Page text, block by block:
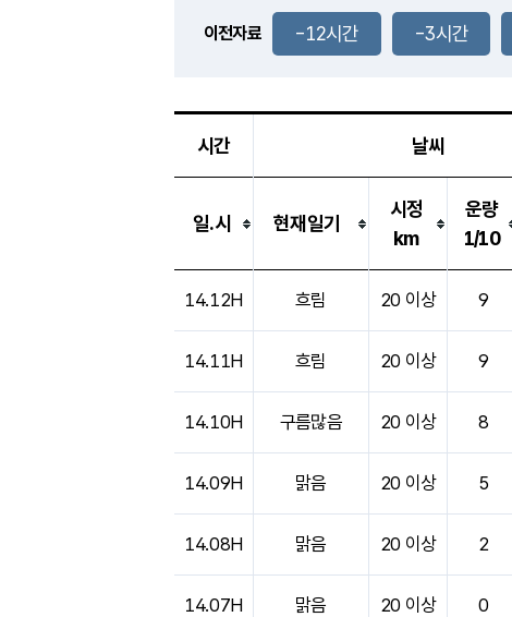
1.7m/s
-
이전자료 -12시간 -3시간
시간 날씨
일.시 현재일기
시정
km
운량
1/10
14.12H 흐림 20 이상 9
14.11H 흐림 20 이상 9
14.10H 구름많음 20 이상 8
14.09H 맑음 20 이상 5
14.08H 맑음 20 이상 2
14.07H 맑음 20 이상 0